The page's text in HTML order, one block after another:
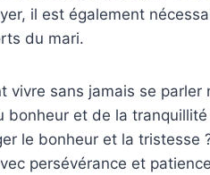
il est également
du mari.
vivre sans jamais se parler
bonheur et de la
le bonheur et la tristesse
persévérance et